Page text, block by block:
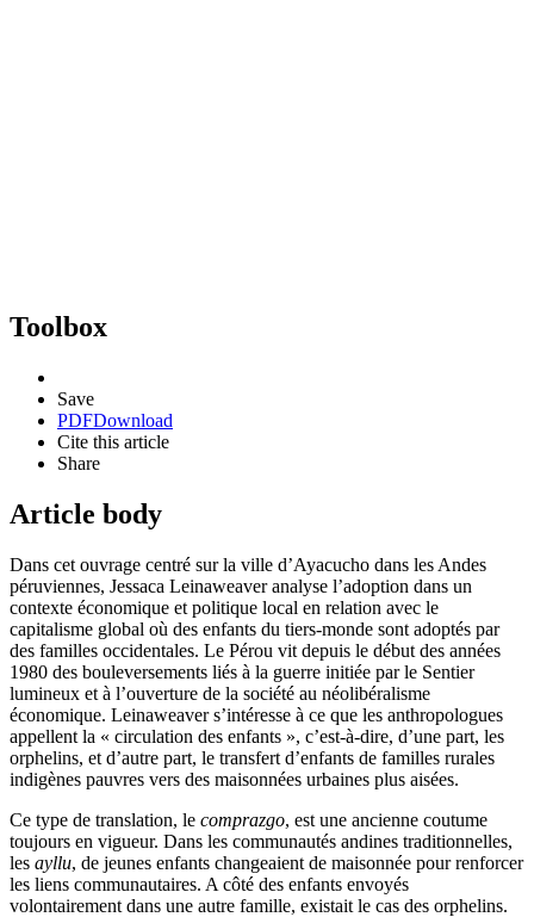
Toolbox
Save
PDFDownload
Cite this article
Share
Article body
Dans cet ouvrage centré sur la ville d’Ayacucho dans les Andes
péruviennes, Jessaca Leinaweaver analyse l’adoption dans un
contexte économique et politique local en relation avec le
capitalisme global où des enfants du tiers-monde sont adoptés par
des familles occidentales. Le Pérou vit depuis le début des années
1980 des bouleversements liés à la guerre initiée par le Sentier
lumineux et à l’ouverture de la société au néolibéralisme
économique. Leinaweaver s’intéresse à ce que les anthropologues
appellent la « circulation des enfants », c’est-à-dire, d’une part, les
orphelins, et d’autre part, le transfert d’enfants de familles rurales
indigènes pauvres vers des maisonnées urbaines plus aisées.
Ce type de translation, le comprazgo, est une ancienne coutume
toujours en vigueur. Dans les communautés andines traditionnelles,
les ayllu, de jeunes enfants changeaient de maisonnée pour renforcer
les liens communautaires. A côté des enfants envoyés
volontairement dans une autre famille, existait le cas des orphelins.